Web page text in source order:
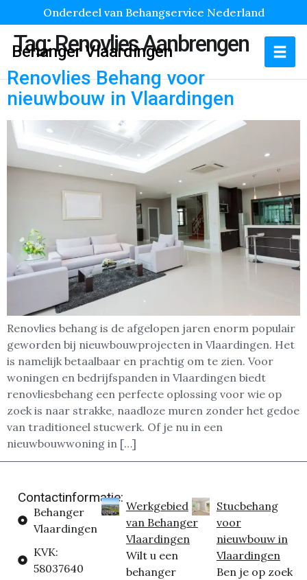
Onderdeel van Behangservice Nederland
Behanger Vlaardingen
Tag:Renovlies Aanbrengen
Renovlies Behang voor
nieuwbouw in Vlaardingen
Renovlies behang is de afgelopen jaren enorm populair
geworden bij nieuwbouwprojecten in Vlaardingen. Het
is namelijk betaalbaar en prachtig om te zien. Voor
woningen en bedrijfspanden in Vlaardingen biedt
renovliesbehang een perfecte oplossing voor wie op
zoek is naar strakke, naadloze muren zonder het gedoe
van traditioneel stucwerk. Of je nu in een
nieuwbouwwoning in […]
Contactinformatie:
Behanger
Vlaardingen
KVK:
58037640
Werkgebied
van Behanger
Vlaardingen
Wilt u een
behanger
Stucbehang
voor
nieuwbouw in
Vlaardingen
Ben je op zoek